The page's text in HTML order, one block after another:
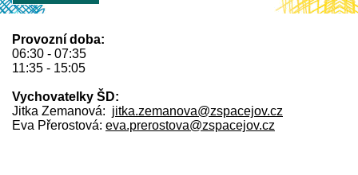
Kalendář
Školní rok
Provozní doba:
06:30 - 07:35
11:35 - 15:05
Vychovatelky ŠD:
Jitka Zemanová: jitka.zemanova@zspacejov.cz
Eva Přerostová: eva.prerostova@zspacejov.cz